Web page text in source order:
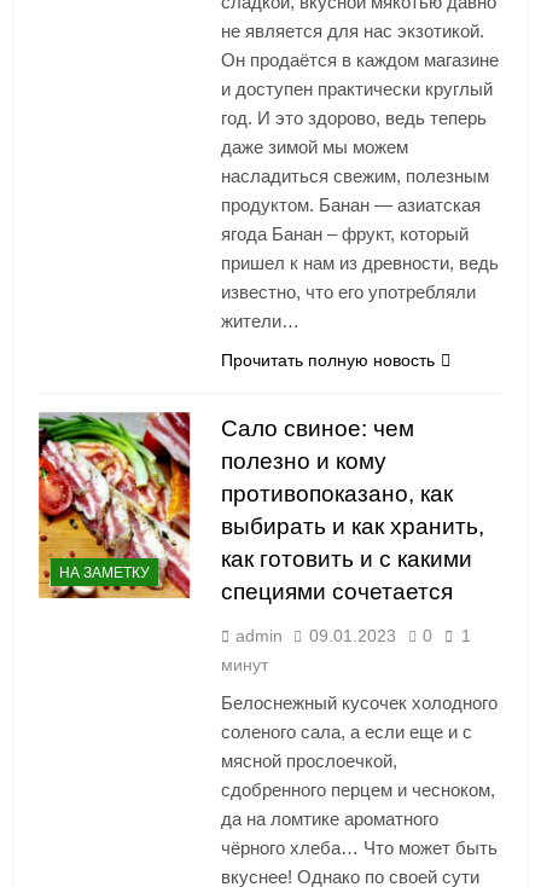
не является для нас экзотикой.
Он продаётся в каждом магазине
и доступен практически круглый
год. И это здорово, ведь теперь
даже зимой мы можем
насладиться свежим, полезным
продуктом. Банан — азиатская
ягода Банан – фрукт, который
пришел к нам из древности, ведь
известно, что его употребляли
жители…
Прочитать полную новость
НА ЗАМЕТКУ
Сало свиное: чем
полезно и кому
противопоказано, как
выбирать и как хранить,
как готовить и с какими
специями сочетается
admin 09.01.2023 0
1
минут
Белоснежный кусочек холодного
соленого сала, а если еще и с
мясной прослоечкой,
сдобренного перцем и чесноком,
да на ломтике ароматного
чёрного хлеба… Что может быть
вкуснее! Однако по своей сути